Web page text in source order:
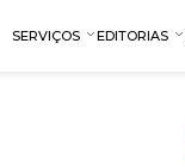
SERVIÇOS EDITORIAS